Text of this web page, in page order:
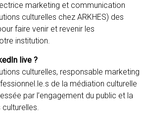
marketing et communication
culturelles chez ARKHES) des
faire venir et revenir les
institution.
live ?
culturelles, responsable marketing
de la médiation culturelle
par l’engagement du public et la